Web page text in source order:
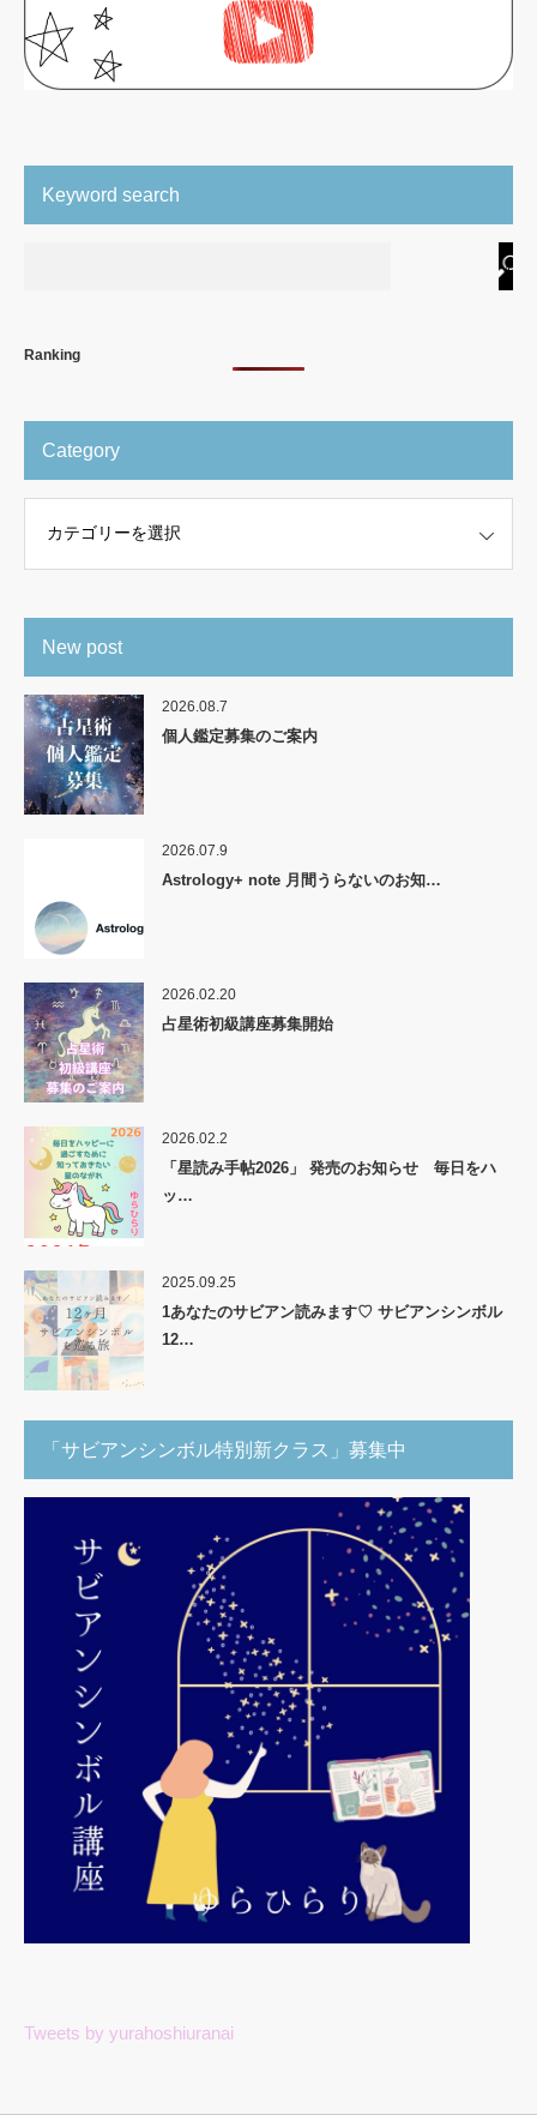
Keyword search
Ranking
Category
New post
2026.08.7
個人鑑定募集のご案内
2026.07.9
Astrology+ note 月間うらないのお知…
2026.02.20
占星術初級講座募集開始
2026.02.2
「星読み手帖2026」 発売のお知らせ 毎日をハ
ッ…
2025.09.25
1あなたのサビアン読みます♡ サビアンシンボル
12…
「サビアンシンボル特別新クラス」募集中
Tweets by yurahoshiuranai